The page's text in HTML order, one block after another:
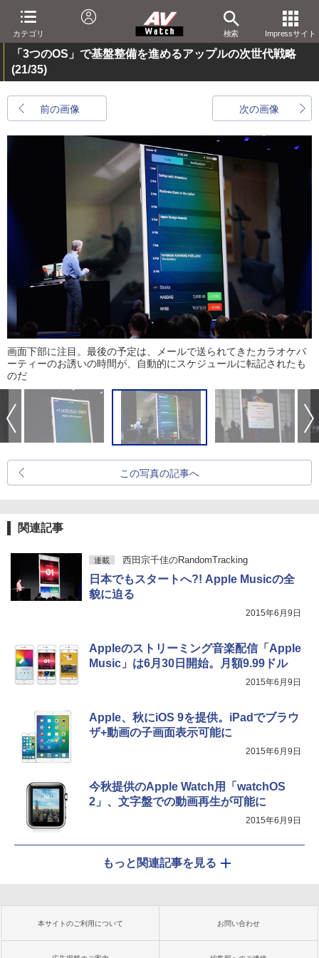
カテゴリ 検索 Impressサイト
「3つのOS」で基盤整備を進めるアップルの次世代戦略
(21/35)
前の画像 次の画像
画面下部に注目。最後の予定は、メールで送られてきたカラオケパ
ーティーのお誘いの時間が、自動的にスケジュールに転記されたも
のだ
この写真の記事へ
関連記事
連載 西田宗千佳のRandomTracking
日本でもスタートへ?! Apple Musicの全
貌に迫る
2015年6月9日
Appleのストリーミング音楽配信「Apple
Music」は6月30日開始。月額9.99ドル
2015年6月9日
Apple、秋にiOS 9を提供。iPadでブラウ
ザ+動画の子画面表示可能に
2015年6月9日
今秋提供のApple Watch用「watchOS
2」、文字盤での動画再生が可能に
2015年6月9日
もっと関連記事を見る
本サイトのご利用について お問い合わせ